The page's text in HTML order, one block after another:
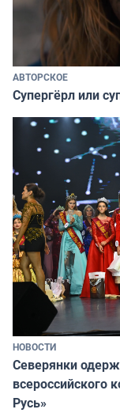
АВТОРСКОЕ
Супергёрл или
НОВОСТИ
Северянки
всероссийского
Русь»